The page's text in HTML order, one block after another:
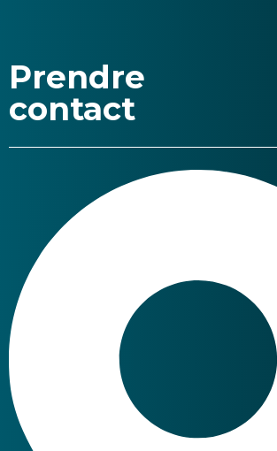
Prendre
contact